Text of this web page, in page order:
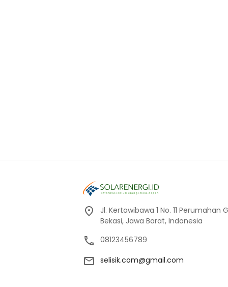
Jl. Kertawibawa 1 No. 11 Perumahan
Bekasi, Jawa Barat, Indonesia
08123456789
selisik.com@gmail.com